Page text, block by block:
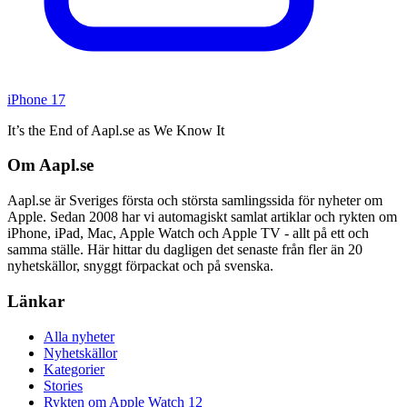
iPhone 17
It’s the End of Aapl.se as We Know It
Om Aapl.se
Aapl.se är Sveriges första och största samlingssida för nyheter om
Apple. Sedan 2008 har vi automagiskt samlat artiklar och rykten om
iPhone, iPad, Mac, Apple Watch och Apple TV - allt på ett och
samma ställe. Här hittar du dagligen det senaste från fler än 20
nyhetskällor, snyggt förpackat och på svenska.
Länkar
Alla nyheter
Nyhetskällor
Kategorier
Stories
Rykten om Apple Watch 12